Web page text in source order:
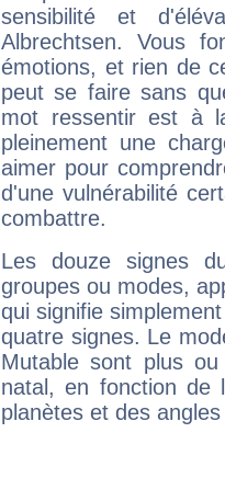
sensibilité et
Albrechtsen. Vous
émotions, et rien de
peut se faire sans
mot ressentir est à
pleinement une
aimer pour
d'une vulnérabilité
combattre.
Les douze signes
groupes ou modes,
qui signifie
quatre signes. Le
Mutable sont plus
natal, en fonction de
planètes et des